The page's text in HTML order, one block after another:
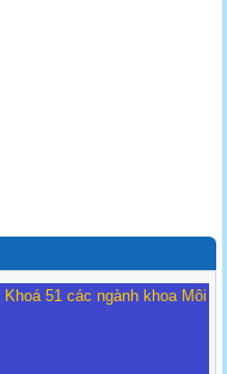
51 các ngành khoa Môi